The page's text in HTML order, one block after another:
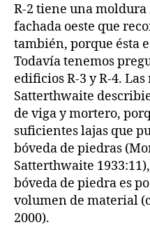
R-2 tiene una
fachada oeste que
también, porque ésta
Todavía tenemos
edificios R-3 y R-4.
Satterthwaite
de viga y mortero,
suficientes lajas que
bóveda de piedras
Satterthwaite
bóveda de piedra es
volumen de material
2000).